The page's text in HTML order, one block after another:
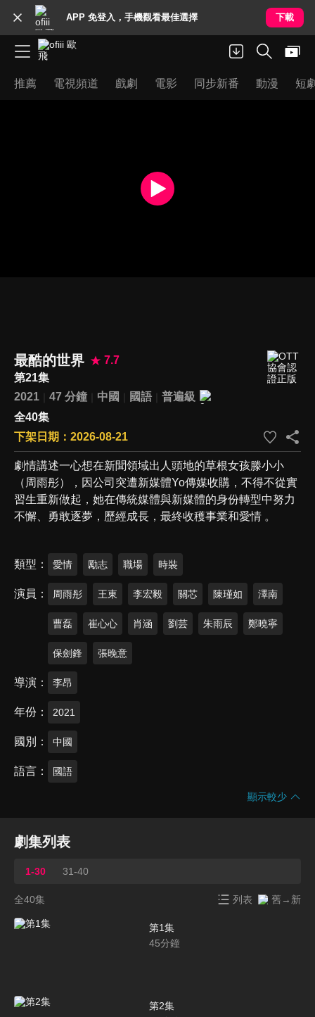
APP 免登入，手機觀看最佳選擇 下載
推薦 電視頻道 戲劇 電影 同步新番 動漫 短
最酷的世界
7.7
第21集
2021
47 分鐘 中國 國語
普遍級
全40集
下架日期：2026-08-21
劇情講述一心想在新聞領域出人頭地的草根女孩滕小小
（周雨彤），因公司突遭新媒體Yo傳媒收購，不得不從實
習生重新做起，她在傳統媒體與新媒體的身份轉型中努力
不懈、勇敢逐夢，歷經成長，最終收穫事業和愛情 。
類型 愛情 勵志 職場 時裝
演員 周雨彤 王東 李宏毅 關芯 陳瑾如 澤南
曹磊 崔心心 肖涵 劉芸 朱雨辰 鄭曉寧
保劍鋒 張晚意
導演 李昂
年份 2021
國別 中國
語言 國語
顯示較少
劇集列表
1-30 31-40
全40集 列表 舊→新
第1集
45分鐘
第2集